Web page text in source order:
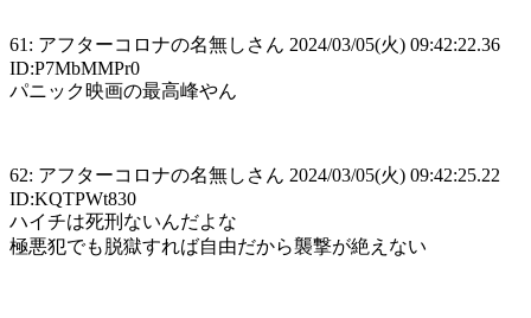
61: アフターコロナの名無しさん 2024/03/05(火) 09:42:22.36
ID:P7MbMMPr0
パニック映画の最高峰やん
62: アフターコロナの名無しさん 2024/03/05(火) 09:42:25.22
ID:KQTPWt830
ハイチは死刑ないんだよな
極悪犯でも脱獄すれば自由だから襲撃が絶えない